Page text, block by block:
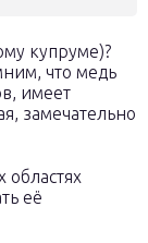
купруме)?
что медь
имеет
замечательно
её